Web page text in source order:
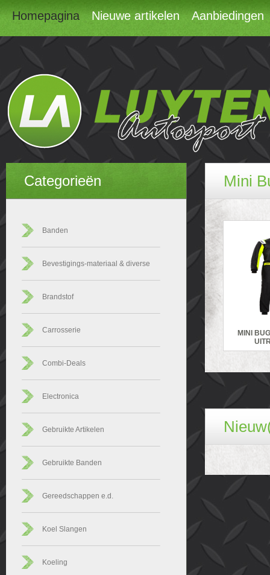
Homepagina Nieuwe artikelen Aanbiedingen
Categorieën
Banden
Bevestigings-materiaal & diverse
Brandstof
Carrosserie
Combi-Deals
Electronica
Gebruikte Artikelen
Gebruikte Banden
Gereedschappen e.d.
Koel Slangen
Koeling
Mini
MINI